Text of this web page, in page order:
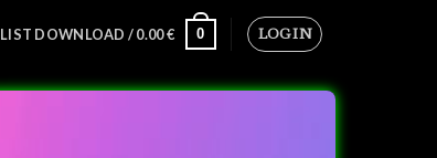
LIST DOWNLOAD /0.00€ 0 LOGIN